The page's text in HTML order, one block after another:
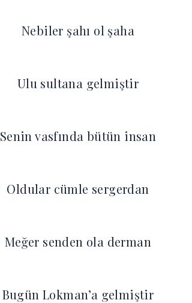
Nebiler şahı ol şaha
Ulu sultana gelmiştir
Senin vasfında bütün insan
Oldular cümle sergerdan
Meğer senden ola derman
Bugün Lokman’a gelmiştir